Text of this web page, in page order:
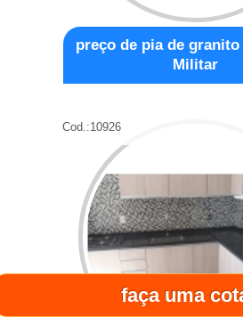
faça uma
preço de pia de granito
Militar
Cod.:10926